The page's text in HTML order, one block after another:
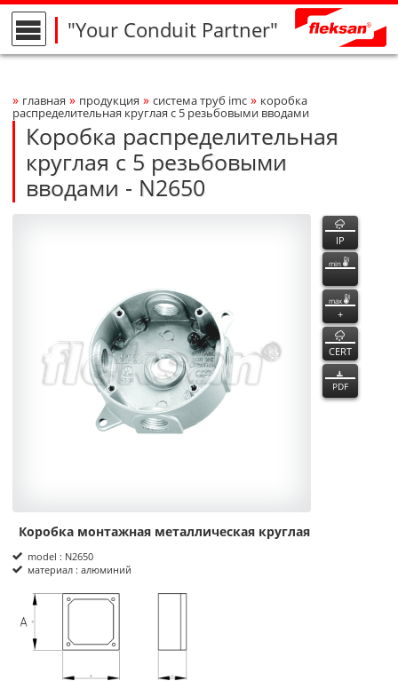
"Your Conduit Partner"
Breadcrumbs Navigation
» главная » продукция » система труб imc » коробка
распределительная круглая с 5 резьбовыми вводами
Коробка распределительная
круглая с 5 резьбовыми
вводами - N2650
N2650
N2650 функции
IP
min
max
+
CERT
PDF
Product Informations
Коробка монтажная металлическая круглая
model : N2650
материал : алюминий
размеры